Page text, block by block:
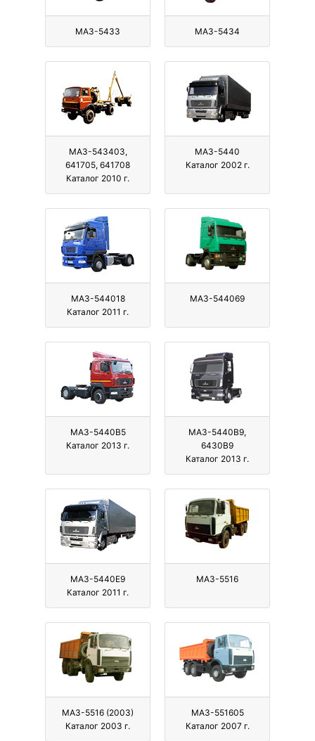
МАЗ-5433 МАЗ-5434
МАЗ-543403,
641705, 641708
Каталог 2010 г.
МАЗ-5440
Каталог 2002 г.
МАЗ-544018
Каталог 2011 г.
МАЗ-544069
МАЗ-5440B5
Каталог 2013 г.
МАЗ-5440B9,
6430B9
Каталог 2013 г.
МАЗ-5440E9
Каталог 2011 г.
МАЗ-5516
МАЗ-5516 (2003)
Каталог 2003 г.
МАЗ-551605
Каталог 2007 г.